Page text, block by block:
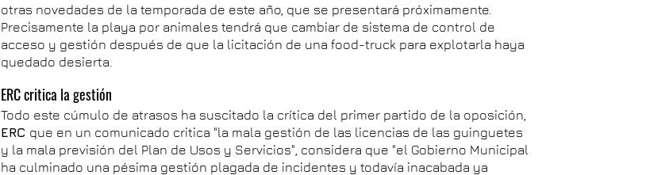
otras novedades de la temporada de este año, que se presentará próximamente.
Precisamente la playa por animales tendrá que cambiar de sistema de control de
acceso y gestión después de que la licitación de una food-truck para explotarla haya
quedado desierta.
ERC critica la gestión
Todo este cúmulo de atrasos ha suscitado la crítica del primer partido de la oposición,
ERC que en un comunicado critica "la mala gestión de las licencias de las guinguetes
y la mala previsión del Plan de Usos y Servicios", considera que "el Gobierno Municipal
ha culminado una pésima gestión plagada de incidentes y todavía inacabada ya